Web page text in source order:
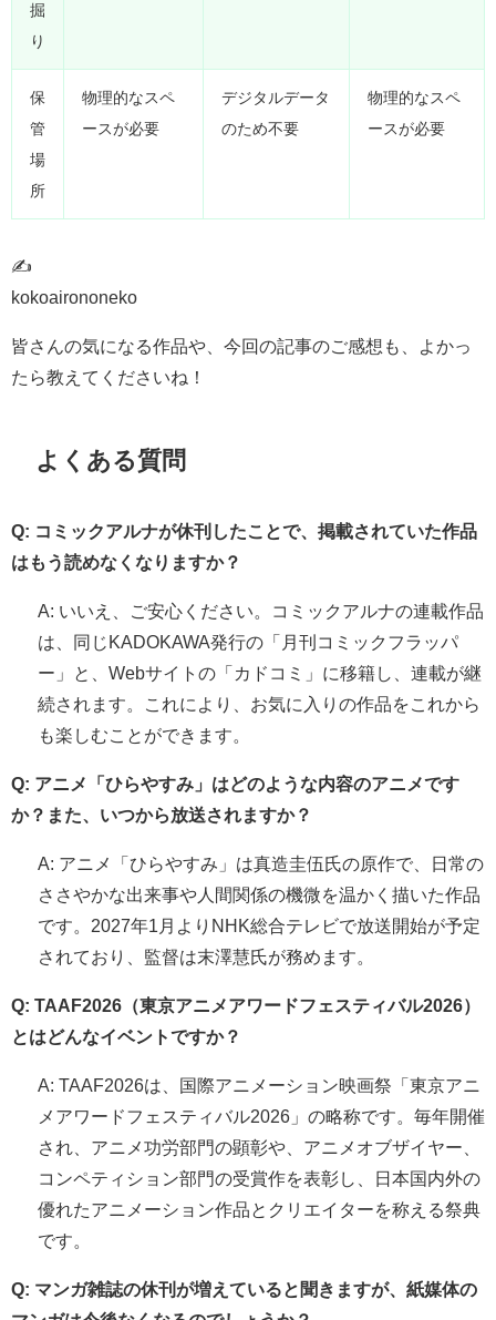
掘
り
保
管
場
所
物理的なスペ
ースが必要
デジタルデータ
のため不要
物理的なスペ
ースが必要
✍
kokoairononeko
皆さんの気になる作品や、今回の記事のご感想も、よかっ
たら教えてくださいね！
よくある質問
Q: コミックアルナが休刊したことで、掲載されていた作品
はもう読めなくなりますか？
A: いいえ、ご安心ください。コミックアルナの連載作品
は、同じKADOKAWA発行の「月刊コミックフラッパ
ー」と、Webサイトの「カドコミ」に移籍し、連載が継
続されます。これにより、お気に入りの作品をこれから
も楽しむことができます。
Q: アニメ「ひらやすみ」はどのような内容のアニメです
か？また、いつから放送されますか？
A: アニメ「ひらやすみ」は真造圭伍氏の原作で、日常の
ささやかな出来事や人間関係の機微を温かく描いた作品
です。2027年1月よりNHK総合テレビで放送開始が予定
されており、監督は末澤慧氏が務めます。
Q: TAAF2026（東京アニメアワードフェスティバル2026）
とはどんなイベントですか？
A: TAAF2026は、国際アニメーション映画祭「東京アニ
メアワードフェスティバル2026」の略称です。毎年開催
され、アニメ功労部門の顕彰や、アニメオブザイヤー、
コンペティション部門の受賞作を表彰し、日本国内外の
優れたアニメーション作品とクリエイターを称える祭典
です。
Q: マンガ雑誌の休刊が増えていると聞きますが、紙媒体の